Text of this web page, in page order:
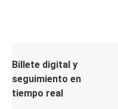
Billete digital y
seguimiento en
tiempo real